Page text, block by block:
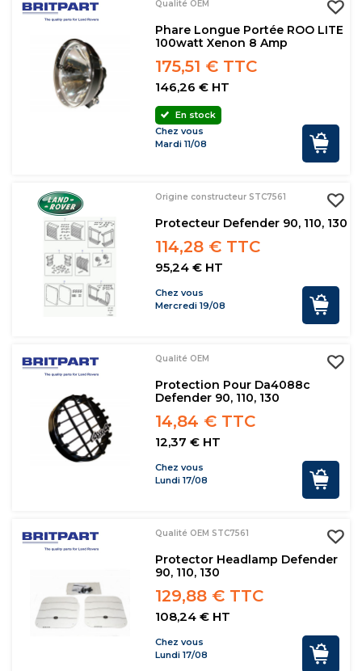
Qualité OEM
Phare Longue Portée ROO LITE
100watt Xenon 8 Amp
175,51 € TTC
146,26 € HT
En stock
Chez vous
Mardi 11/08
Origine constructeur STC7561
Protecteur Defender 90, 110, 130
114,28 € TTC
95,24 € HT
Chez vous
Mercredi 19/08
Qualité OEM
Protection Pour Da4088c
Defender 90, 110, 130
14,84 € TTC
12,37 € HT
Chez vous
Lundi 17/08
Qualité OEM STC7561
Protector Headlamp Defender
90, 110, 130
129,88 € TTC
108,24 € HT
Chez vous
Lundi 17/08